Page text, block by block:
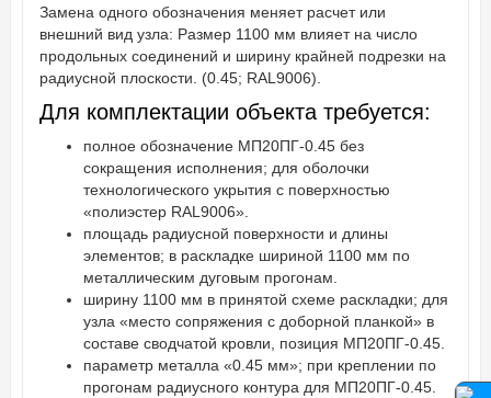
Замена одного обозначения меняет расчет или
внешний вид узла: Размер 1100 мм влияет на число
продольных соединений и ширину крайней подрезки на
радиусной плоскости. (0.45; RAL9006).
Для комплектации объекта требуется:
полное обозначение МП20ПГ-0.45 без
сокращения исполнения; для оболочки
технологического укрытия с поверхностью
«полиэстер RAL9006».
площадь радиусной поверхности и длины
элементов; в раскладке шириной 1100 мм по
металлическим дуговым прогонам.
ширину 1100 мм в принятой схеме раскладки; для
узла «место сопряжения с доборной планкой» в
составе сводчатой кровли, позиция МП20ПГ-0.45.
параметр металла «0.45 мм»; при креплении по
прогонам радиусного контура для МП20ПГ-0.45.